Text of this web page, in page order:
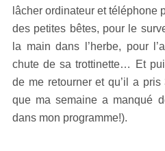
lâcher ordinateur et téléphone
des petites bêtes, pour le
la main dans l’herbe, pour
chute de sa trottinette… Et
de me retourner et qu’il a
que ma semaine a manqué
dans mon programme!).